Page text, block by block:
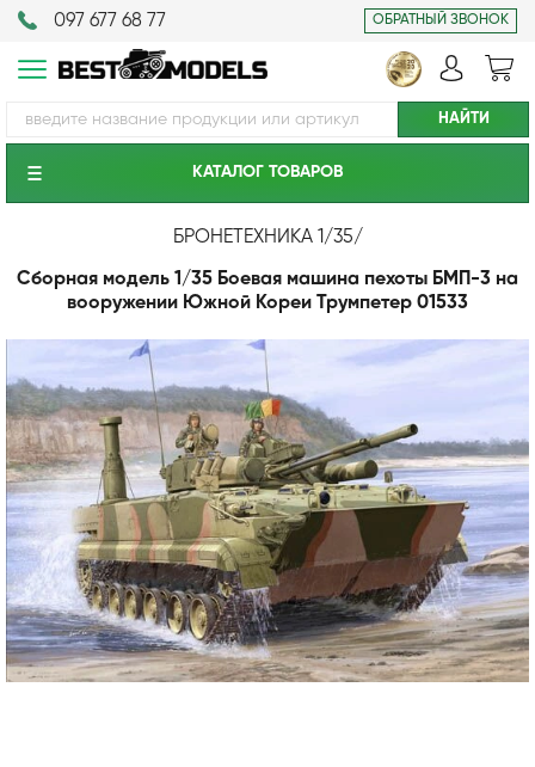
097 677 68 77 ОБРАТНЫЙ ЗВОНОК
КАТАЛОГ ТОВАРОВ
БРОНЕТЕХНИКА 1/35/
Сборная модель 1/35 Боевая машина пехоты БМП-3 на
вооружении Южной Кореи Трумпетер 01533